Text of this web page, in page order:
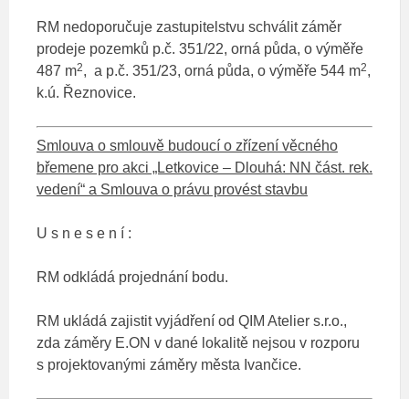
RM nedoporučuje zastupitelstvu schválit záměr
prodeje pozemků p.č. 351/22, orná půda, o výměře
487 m2, a p.č. 351/23, orná půda, o výměře 544 m2,
k.ú. Řeznovice.
Smlouva o smlouvě budoucí o zřízení věcného
břemene pro akci „Letkovice – Dlouhá: NN část. rek.
vedení“ a Smlouva o právu provést stavbu
U s n e s e n í :
RM odkládá projednání bodu.
RM ukládá zajistit vyjádření od QIM Atelier s.r.o.,
zda záměry E.ON v dané lokalitě nejsou v rozporu
s projektovanými záměry města Ivančice.